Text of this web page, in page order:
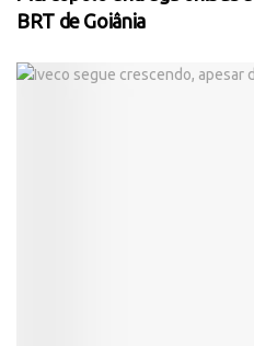
BRT de Goiânia